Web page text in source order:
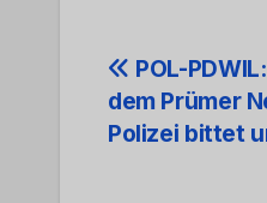
Beitrags-
POL-
dem Prümer
Polizei bittet